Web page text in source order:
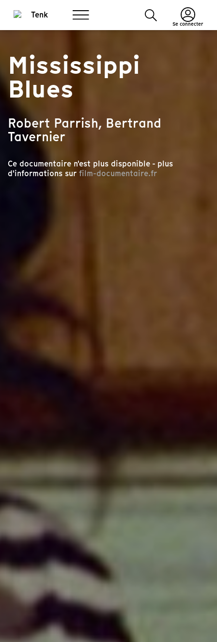
Se connecter
Mississippi
Blues
Robert Parrish, Bertrand
Tavernier
Ce documentaire n'est plus disponible - plus
d'informations sur film-documentaire.fr